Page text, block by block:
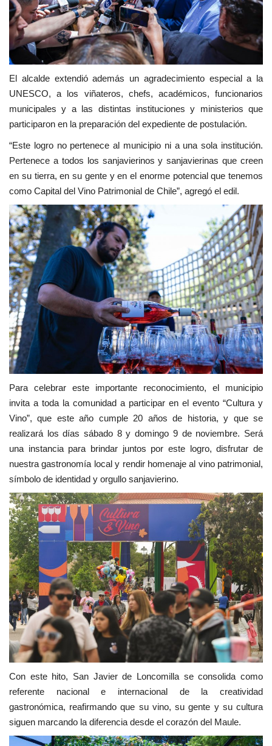
El alcalde extendió además un agradecimiento especial a la
UNESCO, a los viñateros, chefs, académicos, funcionarios
municipales y a las distintas instituciones y ministerios que
participaron en la preparación del expediente de postulación.
“Este logro no pertenece al municipio ni a una sola institución.
Pertenece a todos los sanjavierinos y sanjavierinas que creen
en su tierra, en su gente y en el enorme potencial que tenemos
como Capital del Vino Patrimonial de Chile”, agregó el edil.
Para celebrar este importante reconocimiento, el municipio
invita a toda la comunidad a participar en el evento “Cultura y
Vino”, que este año cumple 20 años de historia, y que se
realizará los días sábado 8 y domingo 9 de noviembre. Será
una instancia para brindar juntos por este logro, disfrutar de
nuestra gastronomía local y rendir homenaje al vino patrimonial,
símbolo de identidad y orgullo sanjavierino.
Con este hito, San Javier de Loncomilla se consolida como
referente nacional e internacional de la creatividad
gastronómica, reafirmando que su vino, su gente y su cultura
siguen marcando la diferencia desde el corazón del Maule.